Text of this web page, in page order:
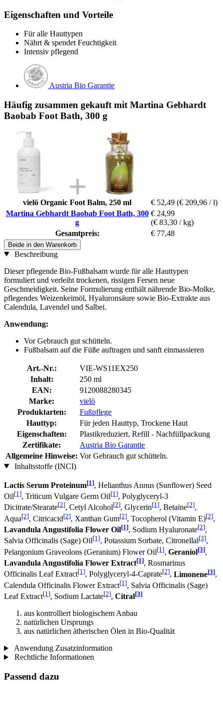
Eigenschaften und Vorteile
Für alle Hauttypen
Nährt & spendet Feuchtigkeit
Intensiv pflegend
Austria Bio Garantie
Häufig zusammen gekauft mit Martina Gebhardt
Baobab Foot Bath, 300 g
vielö Organic Foot Balm, 250 ml € 52,49 (€ 209,96 / l)
Martina Gebhardt Baobab Foot Bath, 300
g
€ 24,99
(€ 83,30 / kg)
Gesamtpreis:
€ 77,48
Beide in den Warenkorb
Beschreibung
Dieser pflegende Bio-Fußbalsam wurde für alle Hauttypen
formuliert und verleiht trockenen, rissigen Fersen neue
Geschmeidigkeit. Seine Formulierung enthält nährende Bio-Molke,
pflegendes Weizenkeimöl, Hyaluronsäure sowie Bio-Extrakte aus
Calendula, Lavendel und Salbei.
Anwendung:
Vor Gebrauch gut schütteln.
Fußbalsam auf die Füße auftragen und sanft einmassieren
Art.-Nr.:
VIE-WS11EX250
Inhalt:
250 ml
EAN:
9120088280345
Marke:
vielö
Produktarten:
Fußpflege
Hauttyp:
Für jeden Hauttyp, Trockene Haut
Eigenschaften:
Plastikreduziert, Refill - Nachfüllpackung
Zertifikate:
Austria Bio Garantie
Allgemeine Hinweise: Vor Gebrauch gut schütteln.
Inhaltsstoffe (INCI)
Lactis Serum Proteinum[1], Helianthus Annus (Sunflower) Seed
Oil[1], Triticum Vulgare Germ Oil[1], Polyglyceryl-3
Dicitrate/Stearate[2], Cetyl Alcohol[2], Glycerin[1], Betaine[2],
Aqua[2], Citricacid[2], Xanthan Gum[2], Tocopherol (Vitamin E)[2],
Lavandula Angustifolia Flower Oil[1], Sodium Hyaluronate[2],
Salvia Officinalis (Sage) Oil[1], Potassium Sorbate, Citronellal[3],
Pelargonium Graveolons (Geranium) Flower Oil[1], Geraniol[3],
Lavandula Angustifolia Flower Extract[1], Rosmarinus
Officinalis Leaf Extract[1], Polyglyceryl-4-Caprate[2], Limonene[3],
Calendula Officinalis Flower Extract[1], Salvia Officinalis (Sage)
Leaf Extract[1], Sodium Lactate[2], Citral[3]
aus kontrolliert biologischem Anbau
natürlichen Ursprungs
aus natürlichen ätherischen Ölen in Bio-Qualität
Anwendung Zusatzinformation
Rechtliche Informationen
Passend dazu